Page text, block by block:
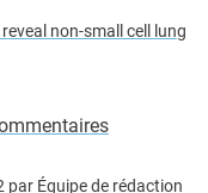
non-small cell lung
par Équipe de rédaction